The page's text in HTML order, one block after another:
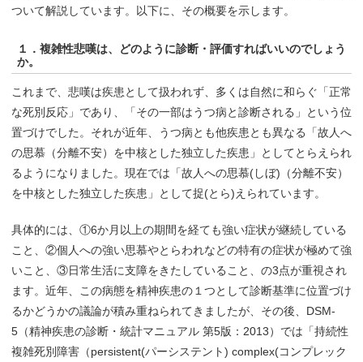
ついて解説しています。以下に、その概要を示します。
１．複雑性悲嘆は、どのように診断・評価すればいいのでしょう
か。
これまで、悲嘆は疾患として扱われず、多くは自然に和らぐ「正常
な死別反応」であり、「その一部はうつ病と診断される」という位
置づけでした。それが近年、うつ病とも他疾患とも異なる「故人へ
の思慕（分離不安）を中核とした独立した疾患」としてとらえられ
るようになりました。現在では「故人への思慕(しぼ)（分離不安）
を中核とした独立した疾患」として捉(とら)えられています。
具体的には、①6か月以上の期間を経ても強い症状が継続している
こと、②個人への強い思慕やとらわれなどの特有の症状が極めて強
いこと、③日常生活に支障をきたしていること、の3点が重視され
ます。近年、この病態を精神疾患の１つとして診断基準に位置づけ
るかどうかの議論が積み重ねられてきましたが、その後、DSM-
5（精神疾患の診断・統計マニュアル 第5版：2013）では「持続性
複雑死別障害（persistent(パーシステント) complex(コンプレック